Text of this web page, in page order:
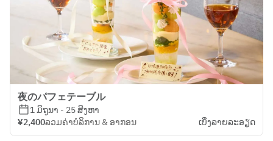
夜のパフェテーブル
1 ມິຖຸນາ - 25 ສິງຫາ
¥2,400ລວມຄ່າບໍລິການ & ອາກອນ ເບິ່ງ​ລາຍ​ລະ​ອຽດ